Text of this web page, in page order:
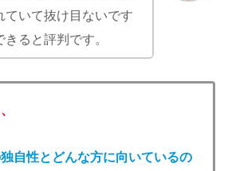
ていて抜け目ないです
ると評判です。
自性とどんな方に向いているの